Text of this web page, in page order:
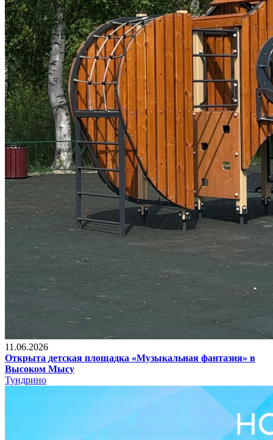
11.06.2026
Открыта детская площадка «Музыкальная фантазия» в
Высоком Мысу
Тундрино